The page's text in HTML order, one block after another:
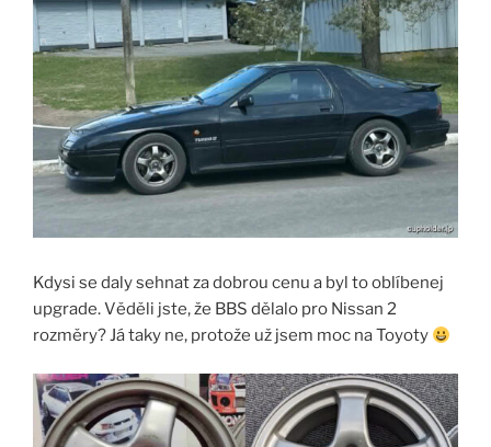
Kdysi se daly sehnat za dobrou cenu a byl to oblíbenej
upgrade. Věděli jste, že BBS dělalo pro Nissan 2
rozměry? Já taky ne, protože už jsem moc na Toyoty